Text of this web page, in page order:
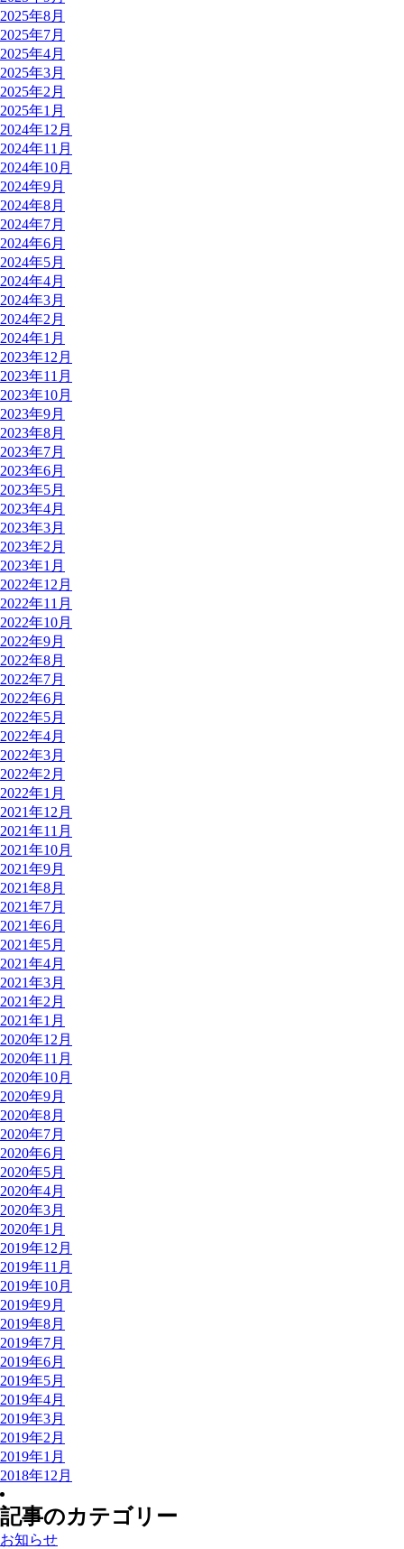
2025年8月
2025年7月
2025年4月
2025年3月
2025年2月
2025年1月
2024年12月
2024年11月
2024年10月
2024年9月
2024年8月
2024年7月
2024年6月
2024年5月
2024年4月
2024年3月
2024年2月
2024年1月
2023年12月
2023年11月
2023年10月
2023年9月
2023年8月
2023年7月
2023年6月
2023年5月
2023年4月
2023年3月
2023年2月
2023年1月
2022年12月
2022年11月
2022年10月
2022年9月
2022年8月
2022年7月
2022年6月
2022年5月
2022年4月
2022年3月
2022年2月
2022年1月
2021年12月
2021年11月
2021年10月
2021年9月
2021年8月
2021年7月
2021年6月
2021年5月
2021年4月
2021年3月
2021年2月
2021年1月
2020年12月
2020年11月
2020年10月
2020年9月
2020年8月
2020年7月
2020年6月
2020年5月
2020年4月
2020年3月
2020年1月
2019年12月
2019年11月
2019年10月
2019年9月
2019年8月
2019年7月
2019年6月
2019年5月
2019年4月
2019年3月
2019年2月
2019年1月
2018年12月
記事のカテゴリー
お知らせ